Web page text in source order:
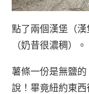
點了兩個漢堡（
（奶昔很濃稠）。
薯條一份是無鹽
說！畢竟紐約東